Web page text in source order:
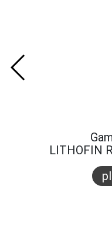
LITHOFIN